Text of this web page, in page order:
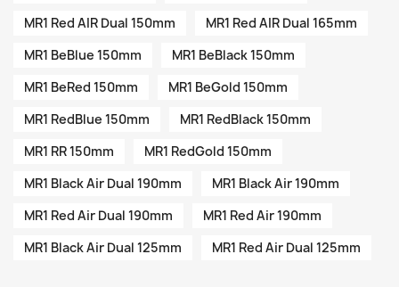
MR1 Red AIR Dual 150mm
MR1 Red AIR Dual 165mm
MR1 BeBlue 150mm
MR1 BeBlack 150mm
MR1 BeRed 150mm
MR1 BeGold 150mm
MR1 RedBlue 150mm
MR1 RedBlack 150mm
MR1 RR 150mm
MR1 RedGold 150mm
MR1 Black Air Dual 190mm
MR1 Black Air 190mm
MR1 Red Air Dual 190mm
MR1 Red Air 190mm
MR1 Black Air Dual 125mm
MR1 Red Air Dual 125mm